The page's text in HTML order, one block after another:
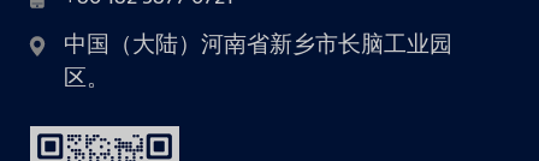
中国（大陆）河南省新乡市长脑工业园
区。